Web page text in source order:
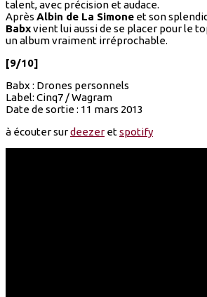
talent, avec précision et audace.
Après Albin de La Simone et son
Babxvient lui aussi de se placer pour le
un album vraiment irréprochable.
[9/10]
Babx : Drones personnels
Label: Cinq7 / Wagram
Date de sortie : 11 mars 2013
à écouter surdeezeretspotify